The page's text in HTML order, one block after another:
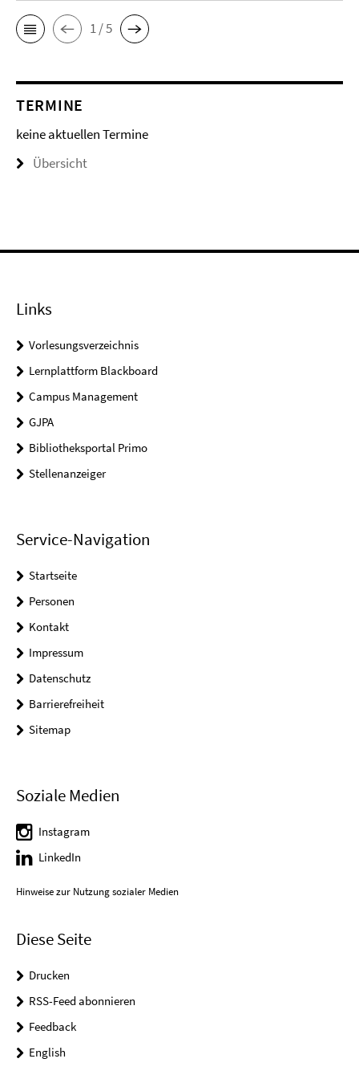
1 / 5
TERMINE
keine aktuellen Termine
Übersicht
Links
Vorlesungsverzeichnis
Lernplattform Blackboard
Campus Management
GJPA
Bibliotheksportal Primo
Stellenanzeiger
Service-Navigation
Startseite
Personen
Kontakt
Impressum
Datenschutz
Barrierefreiheit
Sitemap
Soziale Medien
Instagram
LinkedIn
Hinweise zur Nutzung sozialer Medien
Diese Seite
Drucken
RSS-Feed abonnieren
Feedback
English